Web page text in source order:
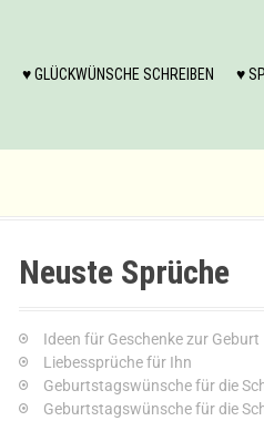
♥ GLÜCKWÜNSCHE SCHREIBEN ♥
Neuste Sprüche
Ideen für Geschenke zur Geburt
Liebessprüche für Ihn
Geburtstagswünsche für die
Geburtstagswünsche für die